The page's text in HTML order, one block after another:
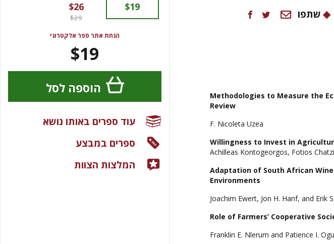
שתפו
Methodologies to Measure the
Review
F. Nicoleta Uzea
Willingness to Invest in
Achilleas Kontogeorgos, Fotios
Adaptation of South African
Environments
Joachim Ewert, Jon H. Hanf, and Erik
Role of Farmers’ Cooperative
Franklin E. Nlerum and Patience I. Ogu
$19
$26
$29
הנחת אתר ספר אלקטרוני
$19
הוספה לסל
עוד ספרים באותו נושא
ספרים במבצע
המלצות הצוות